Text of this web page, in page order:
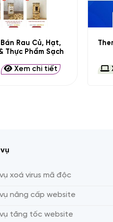
Rau Củ, Hạt,
Thực Phẩm Sạch
Xem chi tiết
xoá virus mã độc
nâng cấp website
vụ tăng tốc website